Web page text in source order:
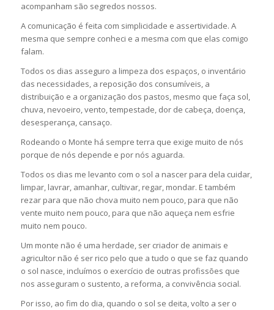
acompanham são segredos nossos.
A comunicação é feita com simplicidade e assertividade. A
mesma que sempre conheci e a mesma com que elas comigo
falam.
Todos os dias asseguro a limpeza dos espaços, o inventário
das necessidades, a reposição dos consumíveis, a
distribuição e a organização dos pastos, mesmo que faça sol,
chuva, nevoeiro, vento, tempestade, dor de cabeça, doença,
desesperança, cansaço.
Rodeando o Monte há sempre terra que exige muito de nós
porque de nós depende e por nós aguarda.
Todos os dias me levanto com o sol a nascer para dela cuidar,
limpar, lavrar, amanhar, cultivar, regar, mondar. E também
rezar para que não chova muito nem pouco, para que não
vente muito nem pouco, para que não aqueça nem esfrie
muito nem pouco.
Um monte não é uma herdade, ser criador de animais e
agricultor não é ser rico pelo que a tudo o que se faz quando
o sol nasce, incluímos o exercício de outras profissões que
nos asseguram o sustento, a reforma, a convivência social.
Por isso, ao fim do dia, quando o sol se deita, volto a ser o